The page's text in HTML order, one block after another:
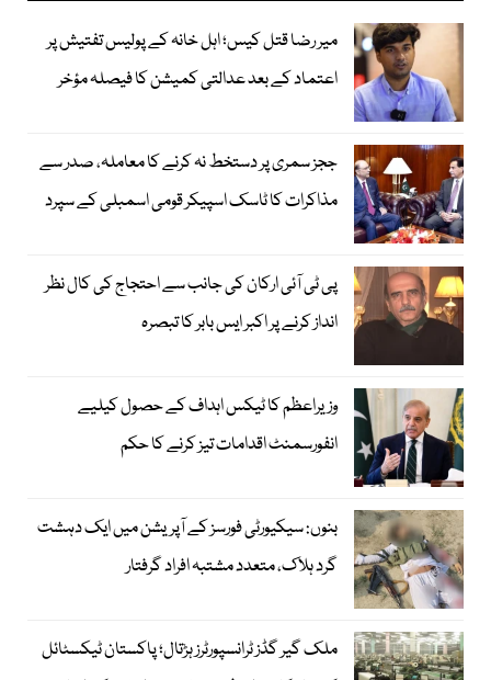
میر رضا قتل کیس؛ اہل خانہ کے پولیس تفتیش پر
اعتماد کے بعد عدالتی کمیشن کا فیصلہ مؤخر
ججز سمری پر دستخط نہ کرنے کا معاملہ، صدر سے
مذاکرات کا ٹاسک اسپیکر قومی اسمبلی کے سپرد
پی ٹی آئی ارکان کی جانب سے احتجاج کی کال نظر
انداز کرنے پر اکبر ایس بابر کا تبصرہ
وزیراعظم کا ٹیکس اہداف کے حصول کیلیے
انفورسمنٹ اقدامات تیز کرنے کا حکم
بنوں: سیکیورٹی فورسز کے آپریشن میں ایک دہشت
گرد ہلاک، متعدد مشتبہ افراد گرفتار
ملک گیر گڈز ٹرانسپورٹرز ہڑتال؛ پاکستان ٹیکسٹائل